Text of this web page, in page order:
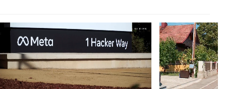
Untermenü
Untermenü
Untermenü